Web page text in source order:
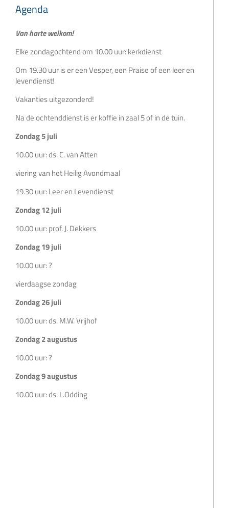
Agenda
Van harte welkom!
Elke zondagochtend om 10.00 uur: kerkdienst
Om 19.30 uur is er een Vesper, een Praise of een leer en
levendienst!
Vakanties uitgezonderd!
Na de ochtenddienst is er koffie in zaal 5 of in de tuin.
Zondag 5 juli
10.00 uur: ds. C. van Atten
viering van het Heilig Avondmaal
19.30 uur: Leer en Levendienst
Zondag 12 juli
10.00 uur: prof. J. Dekkers
Zondag 19 juli
10.00 uur: ?
vierdaagse zondag
Zondag 26 juli
10.00 uur: ds. M.W. Vrijhof
Zondag 2 augustus
10.00 uur: ?
Zondag 9 augustus
10.00 uur: ds. L.Odding